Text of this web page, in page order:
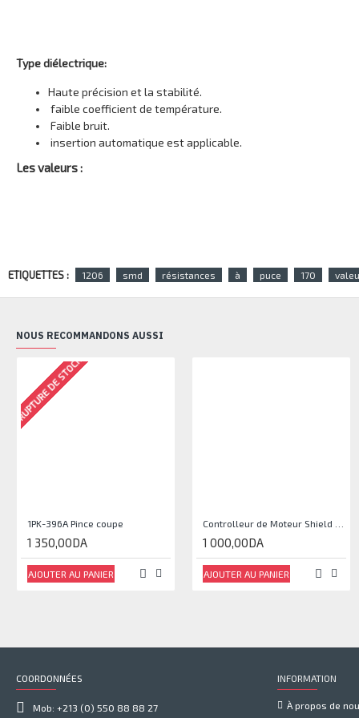
Type diélectrique:
Haute précision et la stabilité.
faible coefficient de température.
Faible bruit.
insertion automatique est applicable.
Les valeurs :
ETIQUETTES : 1206 smd résistances à puce 170
NOUS RECOMMANDONS AUSSI
RUPTURE DE STOCK
1PK-396A Pince coupe
1 350,00DA
AJOUTER AU PANIER
1 000,00DA
AJOUTER AU PANIER
COORDONNÉES
Mob: +213 (0) 550 88 88 27
INFORMATION
À propos de